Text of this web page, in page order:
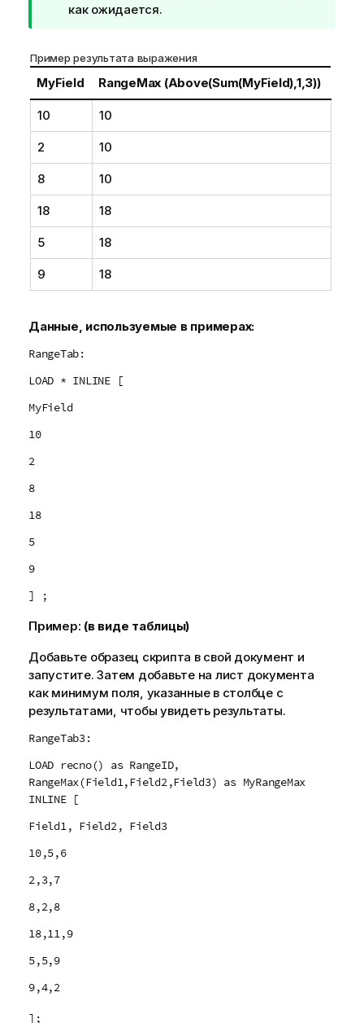
и
ч
а
н
е
с
а
к
как ожидается.
Пример результата выражения
MyField RangeMax (Above(Sum(MyField),1,3))
10 10
2 10
8 10
18 18
5 18
9 18
Данные, используемые в примерах:
RangeTab:
LOAD * INLINE [
MyField
10
2
8
18
5
9
] ;
Пример: (в виде таблицы)
Добавьте образец скрипта в свой документ и
запустите. Затем добавьте на лист документа
как минимум поля, указанные в столбце с
результатами, чтобы увидеть результаты.
RangeTab3:
LOAD recno() as RangeID,
RangeMax(Field1,Field2,Field3) as MyRangeMax
INLINE [
Field1, Field2, Field3
10,5,6
2,3,7
8,2,8
18,11,9
5,5,9
9,4,2
];